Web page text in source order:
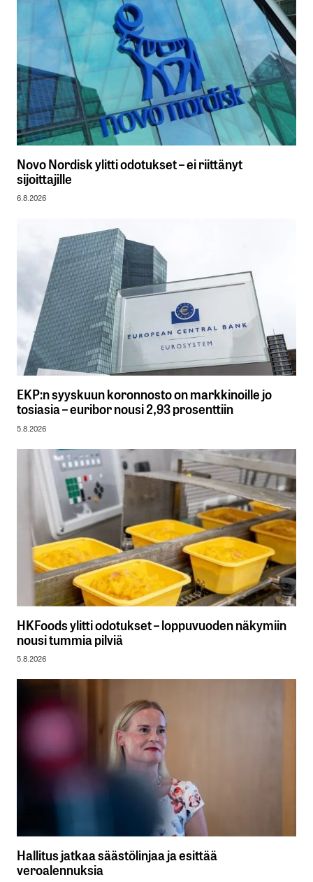
Novo Nordisk ylitti odotukset – ei riittänyt
sijoittajille
6.8.2026
EKP:n syyskuun koronnosto on markkinoille jo
tosiasia – euribor nousi 2,93 prosenttiin
5.8.2026
HKFoods ylitti odotukset – loppuvuoden näkymiin
nousi tummia pilviä
5.8.2026
Hallitus jatkaa säästölinjaa ja esittää
veroalennuksia